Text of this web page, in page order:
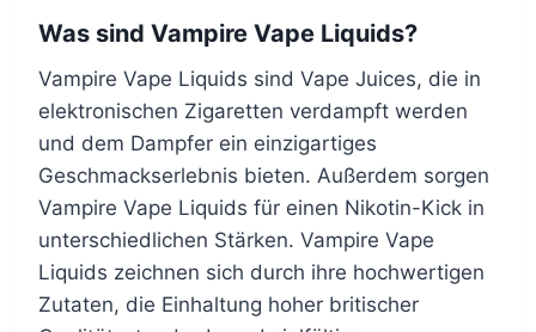
t
.
D
t
n
u
f
.
D
t
m
e
h
r
e
r
e
V
t
m
e
r
e
r
e
V
Was sind Vampire Vape Liquids?
Vampire Vape Liquids sind Vape Juices, die in
elektronischen Zigaretten verdampft werden
und dem Dampfer ein einzigartiges
Geschmackserlebnis bieten. Außerdem sorgen
Vampire Vape Liquids für einen Nikotin-Kick in
unterschiedlichen Stärken. Vampire Vape
Liquids zeichnen sich durch ihre hochwertigen
Zutaten, die Einhaltung hoher britischer